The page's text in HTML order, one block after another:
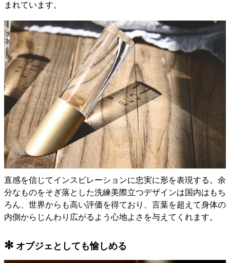
まれています。
直感を信じてインスピレーションに忠実に形を表現する。余
分なものをそぎ落とした洗練美際立つデザインは国内はもち
ろん、世界からも高い評価を得ており、言葉を超えて身体の
内側からじんわり広がるよう心地よさを与えてくれます。
✻ オブジェとしても愉しめる